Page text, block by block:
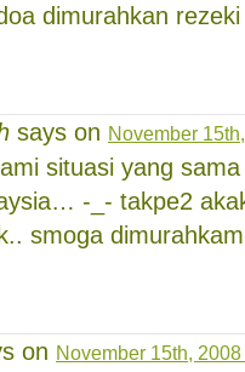
dimurahkan
says on November
situasi yang
-_- takpe2
smoga
on November 15th,